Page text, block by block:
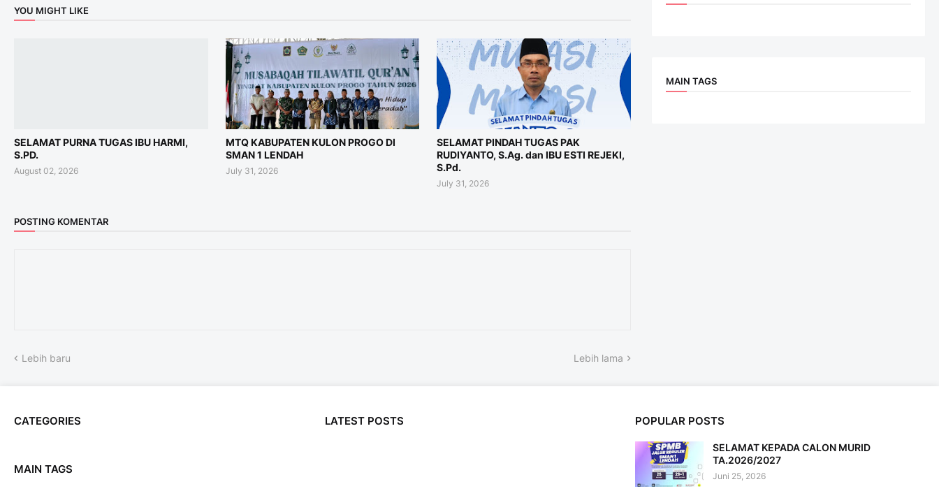
YOU MIGHT LIKE
SELAMAT PURNA TUGAS IBU HARMI,
S.PD.
August 02, 2026
MTQ KABUPATEN KULON PROGO DI
SMAN 1 LENDAH
July 31, 2026
SELAMAT PINDAH TUGAS PAK
RUDIYANTO, S.Ag. dan IBU ESTI REJEKI,
S.Pd.
July 31, 2026
POSTING KOMENTAR
Lebih baru Lebih lama
MAIN TAGS
CATEGORIES
MAIN TAGS
LATEST POSTS POPULAR POSTS
SELAMAT KEPADA CALON MURID
TA.2026/2027
Juni 25, 2026